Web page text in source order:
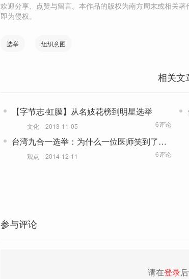
欢迎分享、点赞与留言。本作品的版权为南方周末或相关
即为侵权。
选举 组织意图
相关文
【字节志·虹膜】从名妓花榜到明星选举
文化 2013-11-05 6评论
台湾九合一选举：为什么一位医师笑到了最
观点 2014-12-11 6评论
参与评论
请在登录